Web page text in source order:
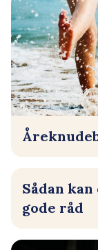
Sådan
gode råd